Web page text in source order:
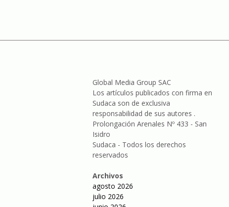
Global Media Group SAC
Los artículos publicados con firma en
Sudaca son de exclusiva
responsabilidad de sus autores .
Prolongación Arenales Nº 433 - San
Isidro
Sudaca - Todos los derechos
reservados
Archivos
agosto 2026
julio 2026